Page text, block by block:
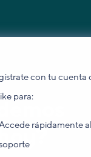
con tu cuenta
para:
rápidamente